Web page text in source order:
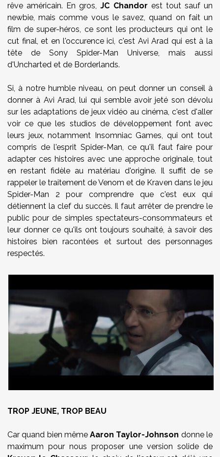
rêve américain. En gros,JC Chandor est tout sauf un
newbie, mais comme vous le savez, quand on fait un
film de super-héros, ce sont les producteurs qui ont le
cut final, et en l'occurence ici, c'est Avi Arad qui est à la
tête de Sony Spider-Man Universe, mais aussi
d'Uncharted et de Borderlands.
Si, à notre humble niveau, on peut donner un conseil à
donner à Avi Arad, lui qui semble avoir jeté son dévolu
sur les adaptations de jeux vidéo au cinéma, c'est d'aller
voir ce que les studios de développement font avec
leurs jeux, notamment Insomniac Games, qui ont tout
compris de l'esprit Spider-Man, ce qu'il faut faire pour
adapter ces histoires avec une approche originale, tout
en restant fidèle au matériau d'origine. Il suffit de se
rappeler le traitement de Venom et de Kraven dans le jeu
Spider-Man 2 pour comprendre que c'est eux qui
détiennent la clef du succès. Il faut arrêter de prendre le
public pour de simples spectateurs-consommateurs et
leur donner ce qu'ils ont toujours souhaité, à savoir des
histoires bien racontées et surtout des personnages
respectés.
TROP JEUNE, TROP BEAU
Car quand bien mêmeAaron Taylor-Johnson donne le
maximum pour nous proposer une version solide de